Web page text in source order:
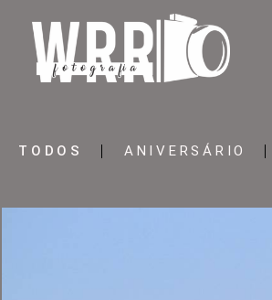
TODOS ANIVERSÁRIO